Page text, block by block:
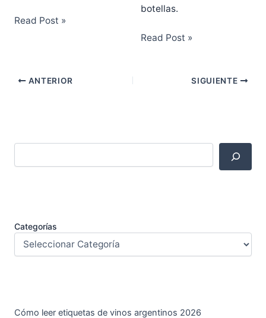
Read Post »
botellas.
Read Post »
ANTERIOR SIGUIENTE
Categorías
Cómo leer etiquetas de vinos argentinos 2026